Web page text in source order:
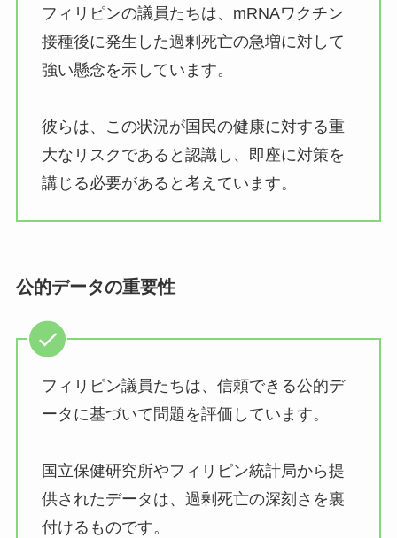
フィリピンの議員たちは、mRNAワクチン
接種後に発生した過剰死亡の急増に対して
強い懸念を示しています。
彼らは、この状況が国民の健康に対する重
大なリスクであると認識し、即座に対策を
講じる必要があると考えています。
公的データの重要性
フィリピン議員たちは、信頼できる公的デ
ータに基づいて問題を評価しています。
国立保健研究所やフィリピン統計局から提
供されたデータは、過剰死亡の深刻さを裏
付けるものです。